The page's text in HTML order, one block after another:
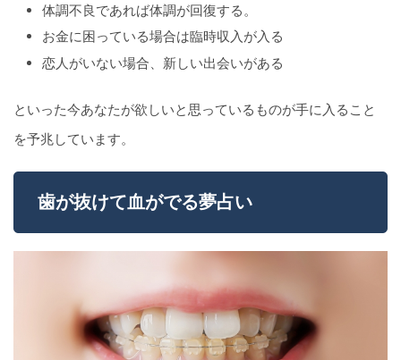
体調不良であれば体調が回復する。
お金に困っている場合は臨時収入が入る
恋人がいない場合、新しい出会いがある
といった今あなたが欲しいと思っているものが手に入ること
を予兆しています。
歯が抜けて血がでる夢占い